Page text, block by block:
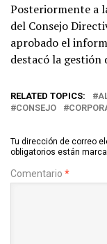
Posteriormente a
del Consejo
aprobado el
destacó la gestión
RELATED TOPICS:
CONSEJO
Tu dirección de correo
obligatorios están
Comentario *